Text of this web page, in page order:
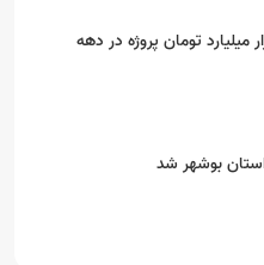
بوشهر: ۲۶۰ هزار میلیارد تومان پروژه در دهه
بوشهر شد